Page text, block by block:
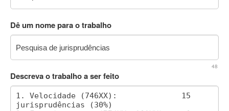
Dê um nome para o trabalho
48
Descreva o trabalho a ser feito